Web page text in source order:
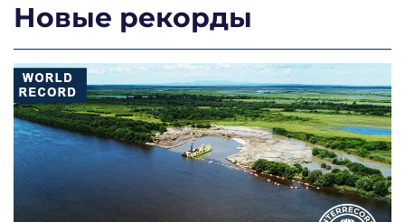
Новые рекорды